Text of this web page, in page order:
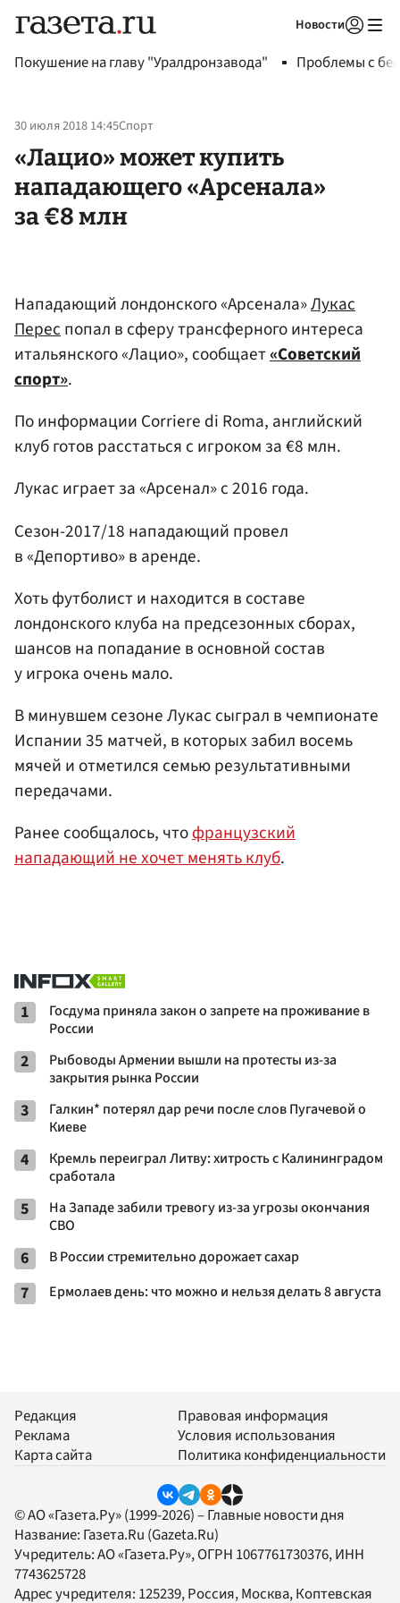
Новости
Покушение на главу "Уралдронзавода" Проблемы с
30 июля 2018 14:45Спорт
«Лацио» может купить
нападающего «Арсенала»
за €8 млн
Нападающий лондонского «Арсенала»Лукас
Переспопал в сферу трансферного интереса
итальянского «Лацио», сообщает«Советский
спорт».
По информации Corriere di Roma, английский
клуб готов расстаться с игроком за €8 млн.
Лукас играет за «Арсенал» с 2016 года.
Сезон-2017/18 нападающий провел
в «Депортиво» в аренде.
Хоть футболист и находится в составе
лондонского клуба на предсезонных сборах,
шансов на попадание в основной состав
у игрока очень мало.
В минувшем сезоне Лукас сыграл в чемпионате
Испании 35 матчей, в которых забил восемь
мячей и отметился семью результативными
передачами.
Ранее сообщалось, чтофранцузский
нападающий не хочет менять клуб.
1
Госдума приняла закон о запрете на проживание в
России
2
Рыбоводы Армении вышли на протесты из-за
закрытия рынка России
3
Галкин* потерял дар речи после слов Пугачевой о
Киеве
4
Кремль переиграл Литву: хитрость с Калининградом
сработала
5
На Западе забили тревогу из-за угрозы окончания
СВО
6 В России стремительно дорожает сахар
7 Ермолаев день: что можно и нельзя делать 8 августа
Редакция
Реклама
Карта сайта
Правовая информация
Условия использования
Политика конфиденциальности
© АО «Газета.Ру» (1999-2026) – Главные новости дня
Название: Газета.Ru (Gazeta.Ru)
Учредитель:АО «Газета.Ру», ОГРН 1067761730376, ИНН
7743625728
Адрес учредителя: 125239, Россия, Москва, Коптевская